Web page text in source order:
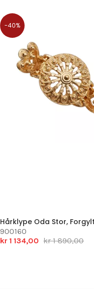
-40%
Hårklype Oda Stor, Forgylt
900160
kr 1 134,00 kr 1 890,00